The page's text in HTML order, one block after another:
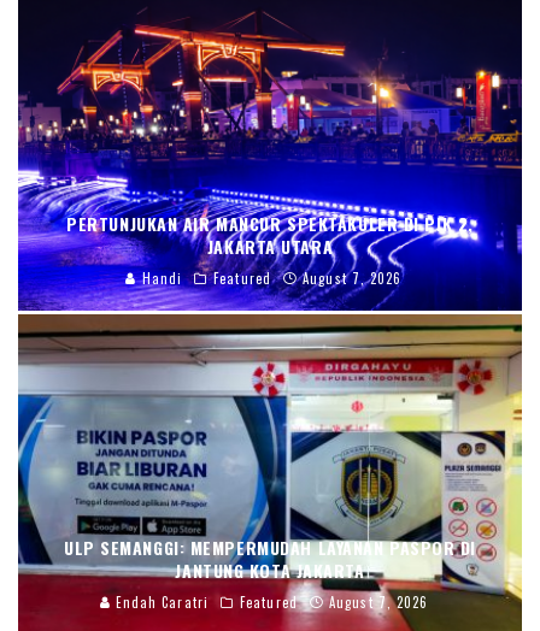
PERTUNJUKAN AIR MANCUR SPEKTAKULER DI PIK 2,
JAKARTA UTARA
Handi Featured August 7, 2026
ULP SEMANGGI: MEMPERMUDAH LAYANAN PASPOR DI
JANTUNG KOTA JAKARTA
Endah Caratri Featured August 7, 2026